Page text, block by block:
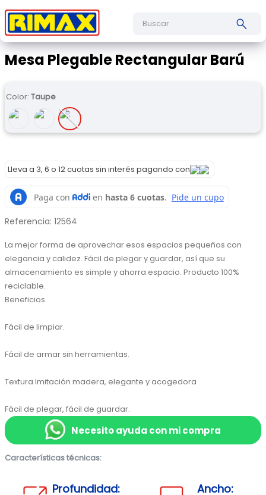
Mesa Plegable Rectangular Barú
Color: Taupe
Lleva a 3, 6 o 12 cuotas sin interés pagando con
Referencia: 12564
La mejor forma de aprovechar esos espacios pequeños con
elegancia y calidez. Fácil de plegar y guardar, así que su
almacenamiento es simple y ahorra espacio. Producto 100%
reciclable.
Beneficios
Fácil de limpiar.
Fácil de armar sin herramientas.
Textura Imitación madera, elegante y acogedora
Fácil de plegar, fácil de guardar.
Necesito ayuda con mi compra
Características técnicas:
Profundidad:
Ancho: